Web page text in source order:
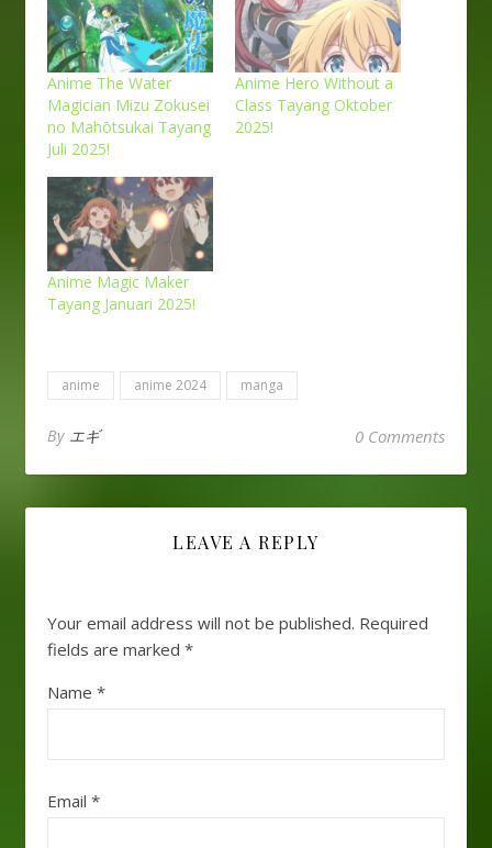
Anime The Water
Magician Mizu Zokusei
no Mahōtsukai Tayang
Juli 2025!
Anime Hero Without a
Class Tayang Oktober
2025!
Anime Magic Maker
Tayang Januari 2025!
anime anime 2024 manga
By エギ 0 Comments
LEAVE A REPLY
Your email address will not be published. Required
fields are marked *
Name *
Email *